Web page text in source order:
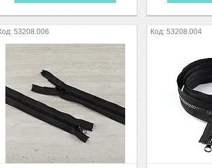
53208.006 53208.004